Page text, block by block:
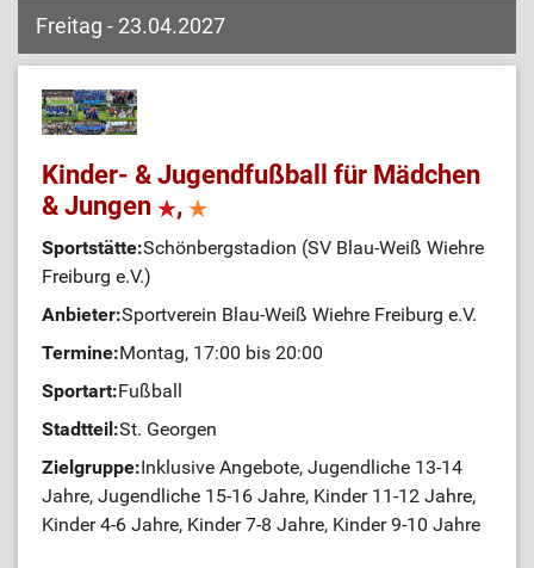
Freitag - 23.04.2027
Kinder- & Jugendfußball für Mädchen
& Jungen
,
Sportstätte:Schönbergstadion (SV Blau-Weiß Wiehre
Freiburg e.V.)
Anbieter:Sportverein Blau-Weiß Wiehre Freiburg e.V.
Termine:Montag, 17:00 bis 20:00
Sportart:Fußball
Stadtteil:St. Georgen
Zielgruppe:Inklusive Angebote, Jugendliche 13-14
Jahre, Jugendliche 15-16 Jahre, Kinder 11-12 Jahre,
Kinder 4-6 Jahre, Kinder 7-8 Jahre, Kinder 9-10 Jahre